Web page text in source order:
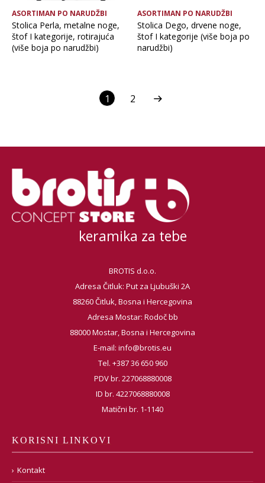
ASORTIMAN PO NARUDŽBI
Stolica Perla, metalne noge,
štof I kategorije, rotirajuća
(više boja po narudžbi)
ASORTIMAN PO NARUDŽBI
Stolica Dego, drvene noge,
štof I kategorije (više boja po
narudžbi)
1 2
keramika za tebe
BROTIS d.o.o.
Adresa Čitluk: Put za Ljubuški 2A
88260 Čitluk, Bosna i Hercegovina
Adresa Mostar: Rodoč bb
88000 Mostar, Bosna i Hercegovina
E-mail: info@brotis.eu
Tel. +387 36 650 960
PDV br. 227068880008
ID br. 4227068880008
Matični br. 1-1140
KORISNI LINKOVI
Kontakt